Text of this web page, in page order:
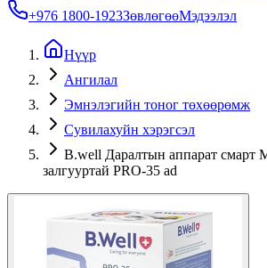
+976 1800-1923ЗөвлөгөөМэдээлэл
Нүүр
Ангилал
Эмнэлэгийн тоног төхөөрөмж
Сувилахуйн хэрэгсэл
B.well Даралтын аппарат смарт
залгууртай PRO-35 ad